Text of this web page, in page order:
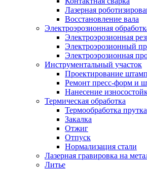
Лазерная
Восстановление вала
Электроэрозионная
Электроэрозионная
Электроэрозионный
Электроэрозионная
Инструментальный участок
Проектирование
Ремонт пресс-форм и
Нанесение
Термическая обработка
Термообработка прутка
Закалка
Отжиг
Отпуск
Нормализация стали
Лазерная гравировка на
Литье